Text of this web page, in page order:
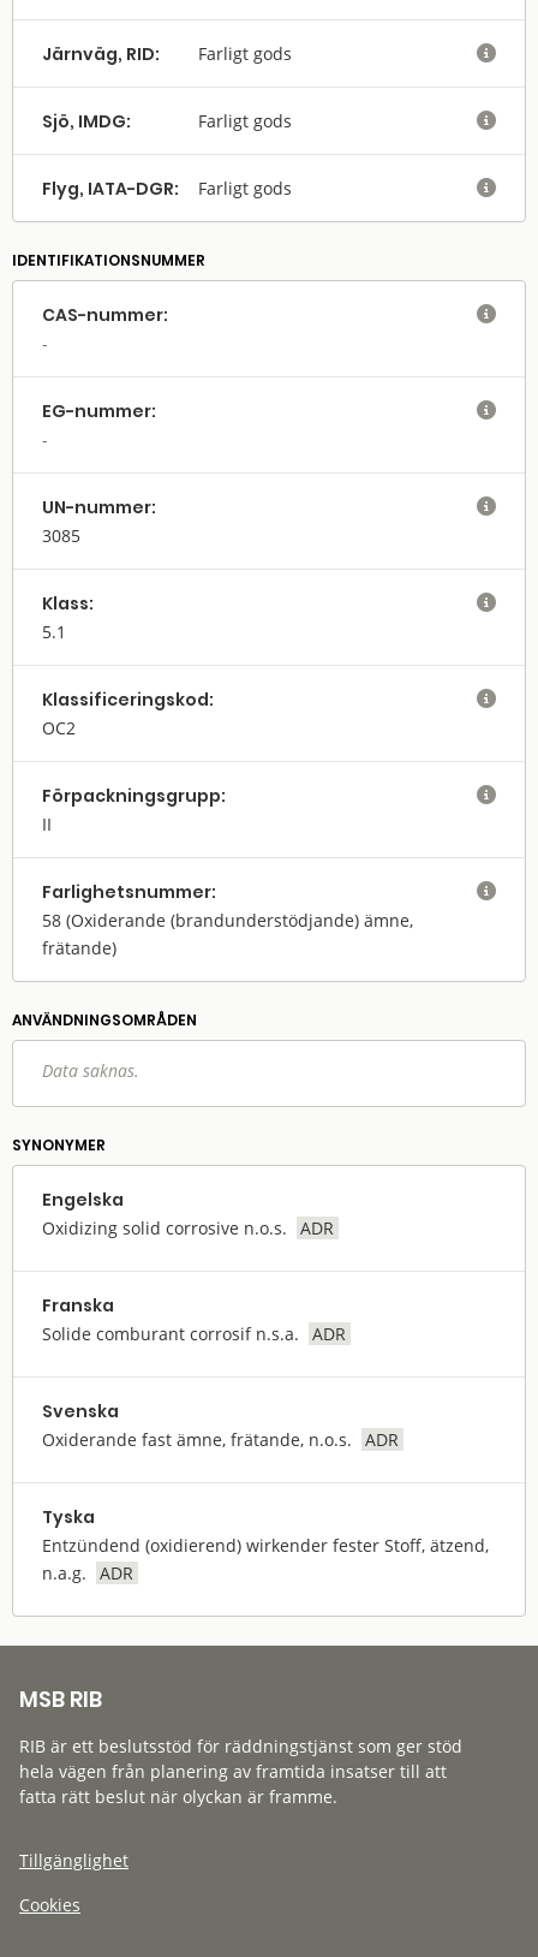
Järnväg, RID: Farligt gods 
Sjö, IMDG: Farligt gods 
Flyg, IATA-DGR: Farligt gods 
IDENTIFIKATIONSNUMMER
CAS-nummer: 
EG-nummer: 
UN-nummer:
3085

Klass:
5.1

Klassifi­cerings­kod:
OC2

Förpack­nings­grupp:
II

Farlighets­nummer:
58 (Oxiderande (brandunderstödjande) ämne,
frätande)

ANVÄNDNINGS­OMRÅDEN
Data saknas.
SYNONYMER
Engelska
Oxidizing solid corrosive n.o.s. ADR
Franska
Solide comburant corrosif n.s.a. ADR
Svenska
Oxiderande fast ämne, frätande, n.o.s. ADR
Tyska
Entzündend (oxidierend) wirkender fester Stoff, ätzend,
n.a.g.
ADR
MSB RIB
RIB är ett beslutsstöd för räddningstjänst som ger stöd
hela vägen från planering av framtida insatser till att
fatta rätt beslut när olyckan är framme.
Tillgänglighet
Cookies